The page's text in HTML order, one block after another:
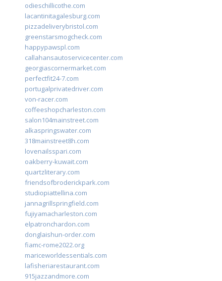
odieschillicothe.com
lacantinitagalesburg.com
pizzadeliverybristol.com
greenstarsmogcheck.com
happypawspl.com
callahansautoservicecenter.com
georgiascornermarket.com
perfectfit24-7.com
portugalprivatedriver.com
von-racer.com
coffeeshopcharleston.com
salon104mainstreet.com
alkaspringswater.com
318mainstreet8h.com
lovenailsspari.com
oakberry-kuwait.com
quartzliterary.com
friendsofbroderickpark.com
studiopiattellina.com
jannagrillspringfield.com
fujiyamacharleston.com
elpatronchardon.com
donglaishun-order.com
fiamc-rome2022.org
mariceworldessentials.com
lafisheriarestaurant.com
915jazzandmore.com